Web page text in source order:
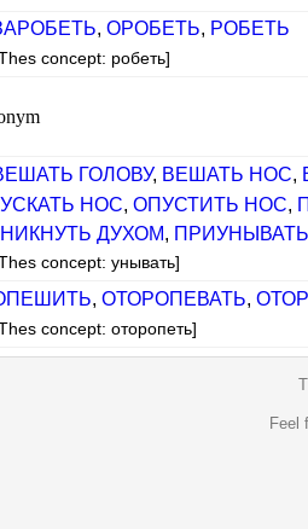
, ОРОБЕТЬ, РОБЕТЬ
concept: робеть]
ГОЛОВУ, ВЕШАТЬ НОС,
НОС,ОПУСТИТЬ НОС,
ДУХОМ, ПРИУНЫВАТЬ
concept: унывать]
, ОТОРОПЕВАТЬ,
concept: оторопеть]
Feel